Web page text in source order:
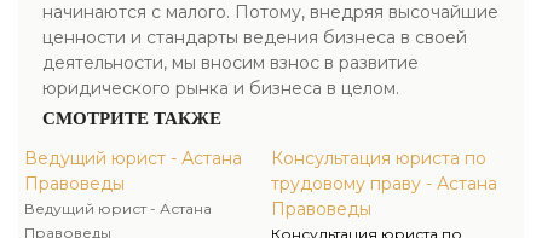
начинаются с малого. Потому, внедряя высочайшие
ценности и стандарты ведения бизнеса в своей
деятельности, мы вносим взнос в развитие
юридического рынка и бизнеса в целом.
СМОТРИТЕ ТАКЖЕ
Ведущий юрист - Астана
Правоведы
Ведущий юрист - Астана
Правоведы
Консультация юриста по
трудовому праву - Астана
Правоведы
Консультация юриста по